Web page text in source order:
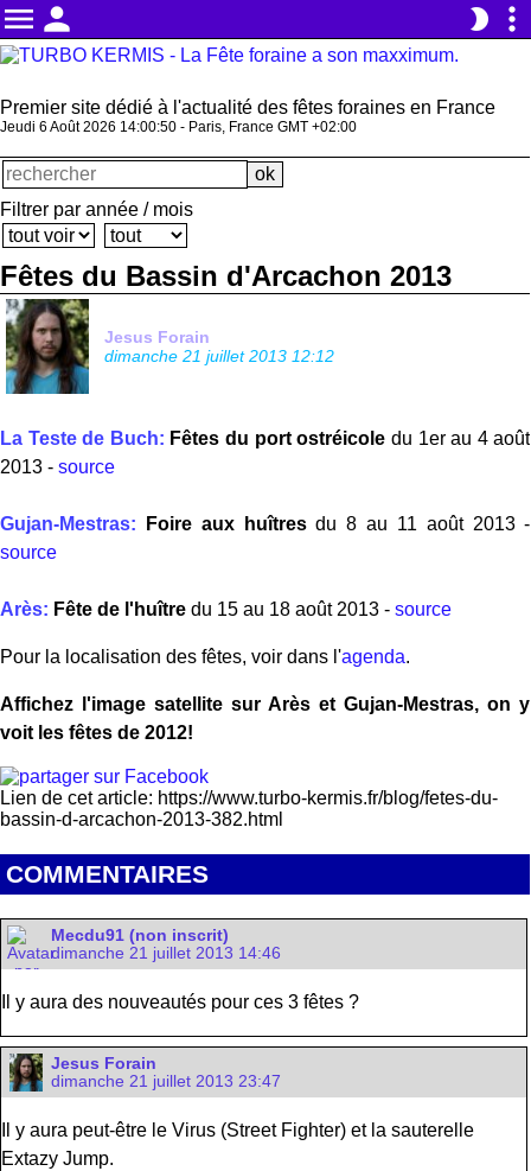
menu person brightness_2 more_vert
Premier site dédié à l'actualité des fêtes foraines en France
Jeudi 6 Août 2026 14:00:50 - Paris, France GMT +02:00
Filtrer par année / mois
Fêtes du Bassin d'Arcachon 2013
Jesus Forain
dimanche 21 juillet 2013 12:12
La Teste de Buch: Fêtes du port ostréicole du 1er au 4 août
2013 - source
Gujan-Mestras: Foire aux huîtresdu 8 au 11 août 2013 -
source
Arès: Fête de l'huître du 15 au 18 août 2013 - source
Pour la localisation des fêtes, voir dans l'agenda.
Affichez l'image satellite sur Arès et Gujan-Mestras, on y
voit les fêtes de 2012!
Lien de cet article: https://www.turbo-kermis.fr/blog/fetes-du-
bassin-d-arcachon-2013-382.html
COMMENTAIRES
Mecdu91 (non inscrit)
dimanche 21 juillet 2013 14:46
Il y aura des nouveautés pour ces 3 fêtes ?
Jesus Forain
dimanche 21 juillet 2013 23:47
Il y aura peut-être le Virus (Street Fighter) et la sauterelle
Extazy Jump.